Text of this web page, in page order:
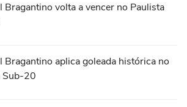
Bragantino volta a vencer no Paulista
Bragantino aplica goleada histórica no
Sub-20